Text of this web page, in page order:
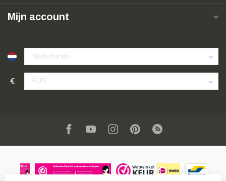
Mijn account
€